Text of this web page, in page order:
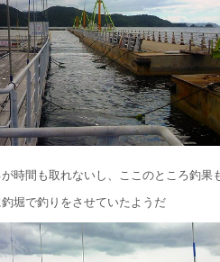
時間も取れないし、ここのところ釣果
堀で釣りをさせていたようだ